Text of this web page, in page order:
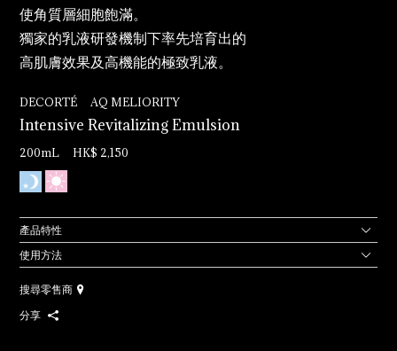
使角質層細胞飽滿。
獨家的乳液研發機制下率先培育出的
高肌膚效果及高機能的極致乳液。
DECORTÉ AQ MELIORITY
Intensive Revitalizing Emulsion
200mL HK$ 2,150
產品特性
使用方法
搜尋零售商
分享